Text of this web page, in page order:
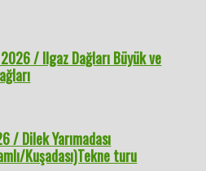
/ Ilgaz Dağları Büyük ve
/ Dilek Yarımadası
Kuşadası)Tekne turu